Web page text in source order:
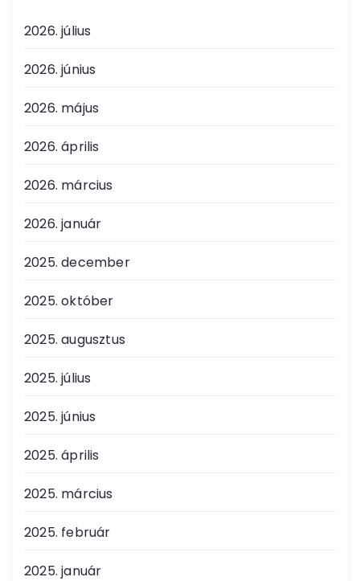
2026. július
2026. június
2026. május
2026. április
2026. március
2026. január
2025. december
2025. október
2025. augusztus
2025. július
2025. június
2025. április
2025. március
2025. február
2025. január